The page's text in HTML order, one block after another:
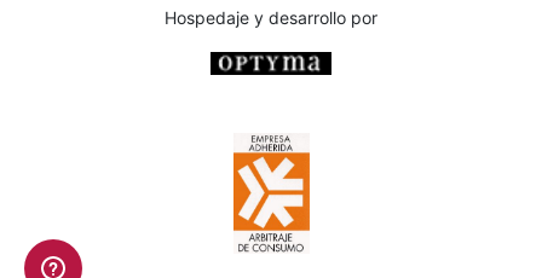
Hospedaje y desarrollo por